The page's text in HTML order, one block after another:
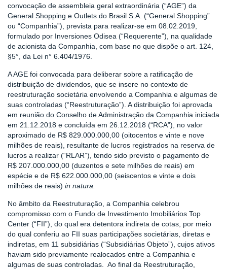
convocação de assembleia geral extraordinária (“AGE”) da
General Shopping e Outlets do Brasil S.A. (“General Shopping”
ou “Companhia”), prevista para realizar-se em 08.02.2019,
formulado por Inversiones Odisea (“Requerente”), na qualidade
de acionista da Companhia, com base no que dispõe o art. 124,
§5°, da Lei n° 6.404/1976.
A AGE foi convocada para deliberar sobre a ratificação de
distribuição de dividendos, que se insere no contexto de
reestruturação societária envolvendo a Companhia e algumas de
suas controladas (“Reestruturação”). A distribuição foi aprovada
em reunião do Conselho de Administração da Companhia iniciada
em 21.12.2018 e concluída em 26.12.2018 (“RCA”), no valor
aproximado de R$ 829.000.000,00 (oitocentos e vinte e nove
milhões de reais), resultante de lucros registrados na reserva de
lucros a realizar (“RLAR”), tendo sido previsto o pagamento de
R$ 207.000.000,00 (duzentos e sete milhões de reais) em
espécie e de R$ 622.000.000,00 (seiscentos e vinte e dois
milhões de reais) in natura.
No âmbito da Reestruturação, a Companhia celebrou
compromisso com o Fundo de Investimento Imobiliários Top
Center (“FII”), do qual era detentora indireta de cotas, por meio
do qual conferiu ao FII suas participações societárias, diretas e
indiretas, em 11 subsidiárias (“Subsidiárias Objeto”), cujos ativos
haviam sido previamente realocados entre a Companhia e
algumas de suas controladas. Ao final da Reestruturação,